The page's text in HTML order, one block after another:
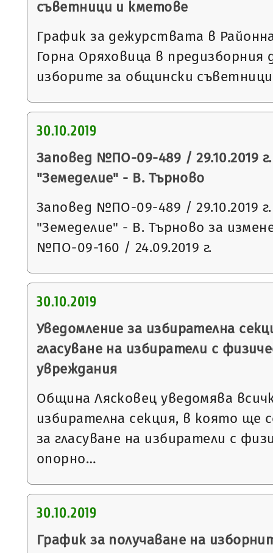
съветници и кметове
График за дежурствата в
Горна Оряховица в предизборния
изборите за общински
30.10.2019
Заповед №ПО-09-489 / 29.10.2019
"Земеделие" - В. Търново
Заповед №ПО-09-489 / 29.10.2019
"Земеделие" - В. Търново за
№ПО-09-160 / 24.09.2019 г.
30.10.2019
Уведомление за избирателна
гласуване на избиратели с
увреждания
Община Лясковец уведомява
избирателна секция, в която ще
за гласуване на избиратели с
опорно…
30.10.2019
График за получаване на